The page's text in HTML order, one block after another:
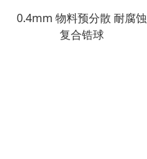
0.4mm 物料预分散 耐腐蚀
复合锆球